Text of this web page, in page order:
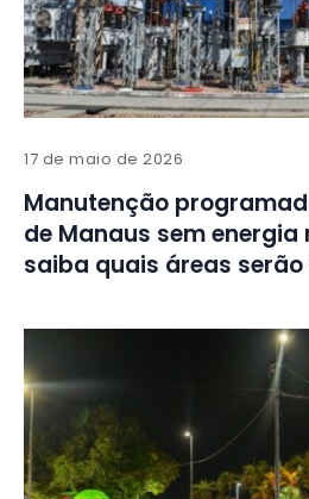
17 de maio de 2026
Manutenção
de Manaus sem
saiba quais áreas